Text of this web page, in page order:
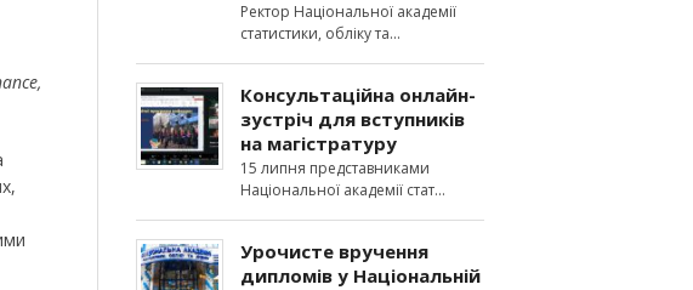
Ректор Національної академії
статистики, обліку та
Консультаційна онлайн-
зустріч для вступників
на магістратуру
15 липня представниками
Національної академії стат
Урочисте вручення
дипломів у Національній